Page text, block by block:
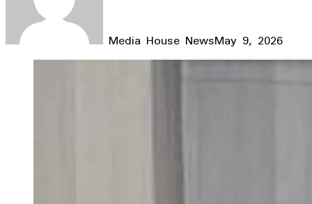
Media House NewsMay 9, 2026
Facebook
LinkedIn
WhatsApp
Telegram